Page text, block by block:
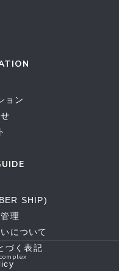
ョン
SHIP)
理
について
づく表記